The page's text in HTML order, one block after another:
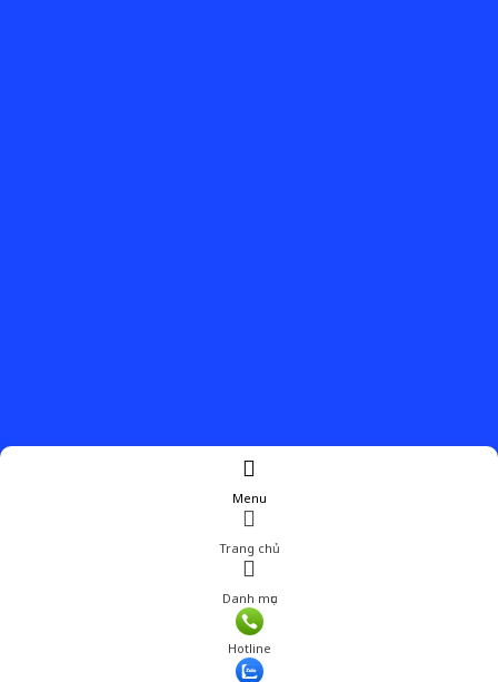
Menu
Trang chủ
Danh mục
Hotline